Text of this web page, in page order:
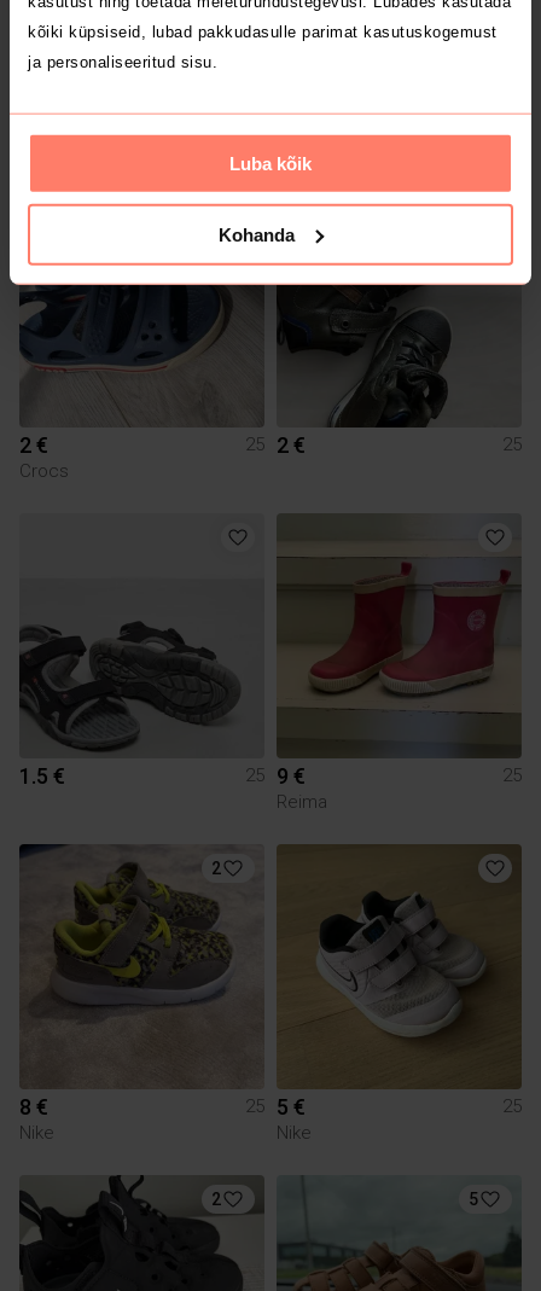
kõiki küpsiseid, lubad pakkudasulle parimat kasutuskogemust
ja personaliseeritud sisu.
Luba kõik
Kohanda
3 €
25
H&M
4 € 25
2 €
25
Crocs
2 € 25
1.5 € 25 9 €
25
Reima
2
8 €
25
Nike
5 €
25
Nike
2 5